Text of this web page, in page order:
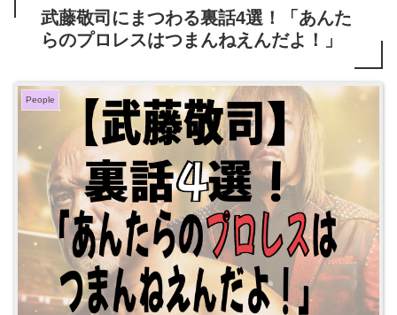
武藤敬司にまつわる裏話4選！「あんた
らのプロレスはつまんねえんだよ！」
People